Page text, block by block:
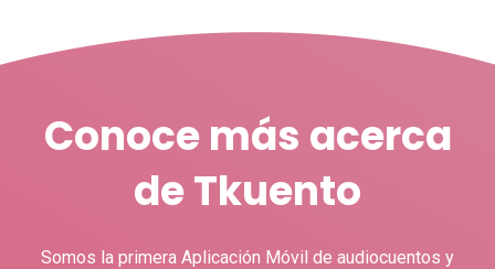
Conoce más acerca
de Tkuento
Somos la primera Aplicación Móvil de audiocuentos y